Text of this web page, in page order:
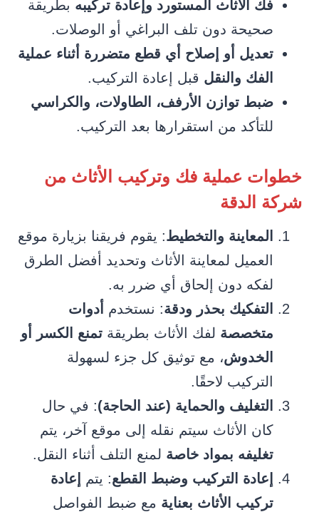
فك الأثاث المستورد وإعادة تركيبه بطريقة
صحيحة دون تلف البراغي أو الوصلات.
تعديل أو إصلاح أي قطع متضررة أثناء عملية
الفك والنقل قبل إعادة التركيب.
ضبط توازن الأرفف، الطاولات، والكراسي
للتأكد من استقرارها بعد التركيب.
خطوات عملية فك وتركيب الأثاث من
شركة الدقة
المعاينة والتخطيط: يقوم فريقنا بزيارة موقع
العميل لمعاينة الأثاث وتحديد أفضل الطرق
لفكه دون إلحاق أي ضرر به.
التفكيك بحذر ودقة: نستخدم أدوات
متخصصة لفك الأثاث بطريقة تمنع الكسر أو
الخدوش، مع توثيق كل جزء لسهولة
التركيب لاحقًا.
التغليف والحماية (عند الحاجة): في حال
كان الأثاث سيتم نقله إلى موقع آخر، يتم
تغليفه بمواد خاصة لمنع التلف أثناء النقل.
إعادة التركيب وضبط القطع: يتم
إعادة
تركيب الأثاث بعناية مع ضبط الفواصل